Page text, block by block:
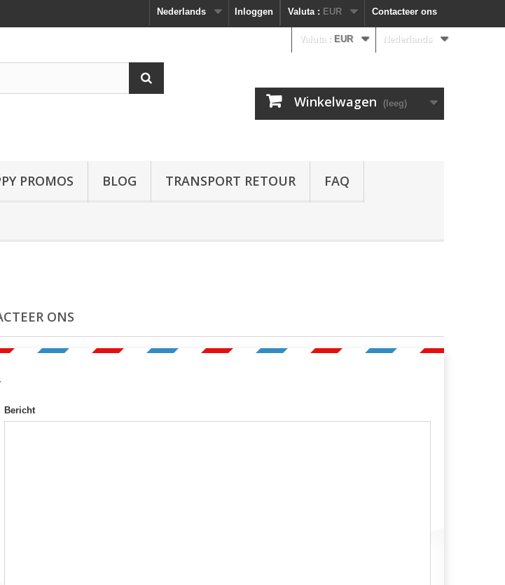
Contacteer ons
Valuta : EUR
Inloggen
Nederlands
Nederlands
Valuta : EUR
Winkelwagen (leeg)
PROMOS BLOG TRANSPORT RETOUR FAQ
ONS
Bericht